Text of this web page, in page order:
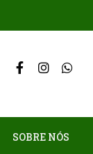
SOBRE NÓS